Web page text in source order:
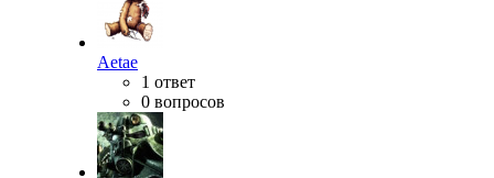
Aetae
1 ответ
0 вопросов